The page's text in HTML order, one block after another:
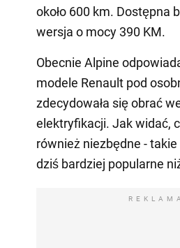
około 600 km. Dostępna
wersja o mocy 390 KM.
Obecnie Alpine
modele Renault pod
zdecydowała się obrać
elektryfikacji. Jak widać,
również niezbędne -
dziś bardziej popularne
REKLAMA